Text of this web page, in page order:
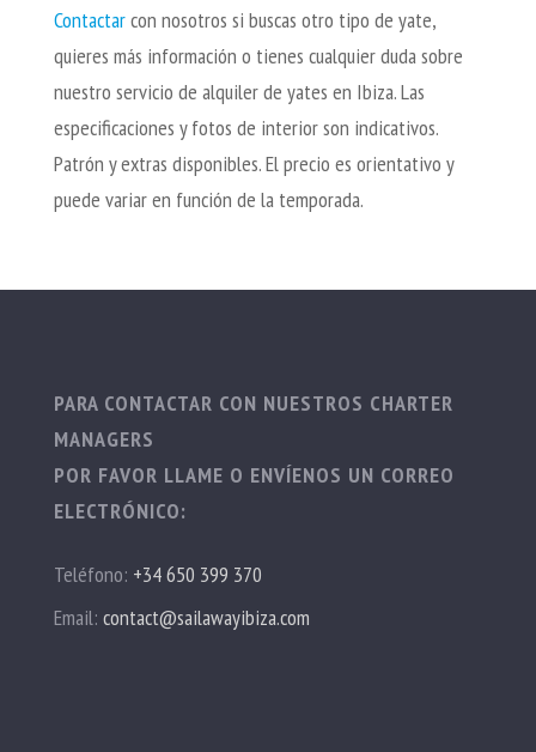
Contactarcon nosotros si buscas otro tipo de yate,
quieres más información o tienes cualquier duda sobre
nuestro servicio de alquiler de yates en Ibiza. Las
especificaciones y fotos de interior son indicativos.
Patrón y extras disponibles. El precio es orientativo y
puede variar en función de la temporada.
PARA CONTACTAR CON NUESTROS CHARTER
MANAGERS
POR FAVOR LLAME O ENVÍENOS UN CORREO
ELECTRÓNICO:
Teléfono: +34 650 399 370
Email: contact@sailawayibiza.com